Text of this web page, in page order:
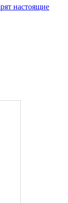
настоящие